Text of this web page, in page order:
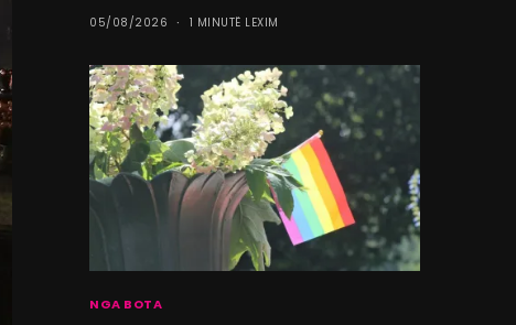
05/08/2026 1 MINUTË LEXIM
NGA BOTA